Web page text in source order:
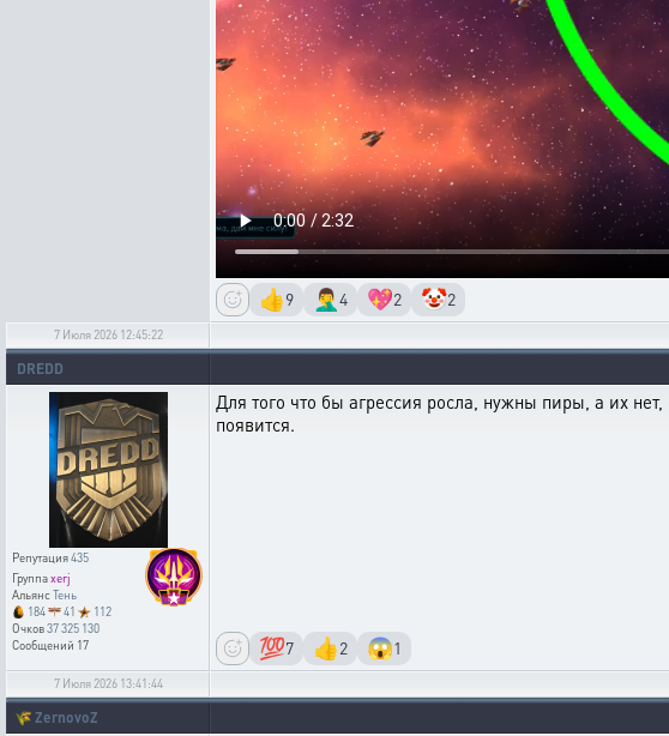
👍9 🤦‍♂️ 4 💖2 🤡2
7 Июля 2026 12:45:22
DREDD
Репутация435
Группаxerj
АльянсТень
184
41
112
Очков37 325 130
Сообщений 17
Для того что бы агрессия росла, нужны пиры, а их
появится.
💯7 👍2 😱1
7 Июля 2026 13:41:44
🌾 ZernovoZ